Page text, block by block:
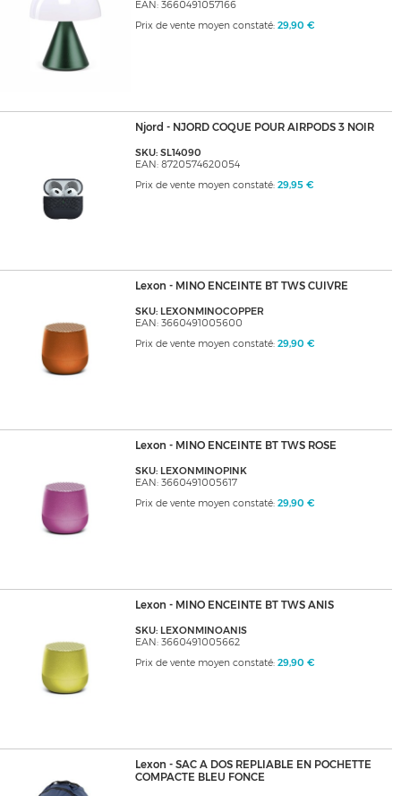
EAN: 3660491057166
Prix de vente moyen constaté: 29,90 €
Njord - NJORD COQUE POUR AIRPODS 3 NOIR
SKU: SL14090
EAN: 8720574620054
Prix de vente moyen constaté: 29,95 €
Lexon - MINO ENCEINTE BT TWS CUIVRE
SKU: LEXONMINOCOPPER
EAN: 3660491005600
Prix de vente moyen constaté: 29,90 €
Lexon - MINO ENCEINTE BT TWS ROSE
SKU: LEXONMINOPINK
EAN: 3660491005617
Prix de vente moyen constaté: 29,90 €
Lexon - MINO ENCEINTE BT TWS ANIS
SKU: LEXONMINOANIS
EAN: 3660491005662
Prix de vente moyen constaté: 29,90 €
Lexon - SAC A DOS REPLIABLE EN POCHETTE
COMPACTE BLEU FONCE